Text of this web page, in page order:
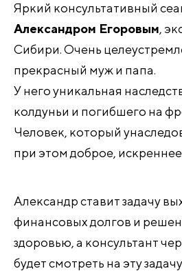
Яркий консультативный
Александром Егоровым,
Сибири. Очень
прекрасный муж и папа.
У него уникальная
колдуньи и погибшего на
Человек, который
при этом доброе,
Александр ставит задачу
финансовых долгов и
здоровью, а консультант
будет смотреть на эту